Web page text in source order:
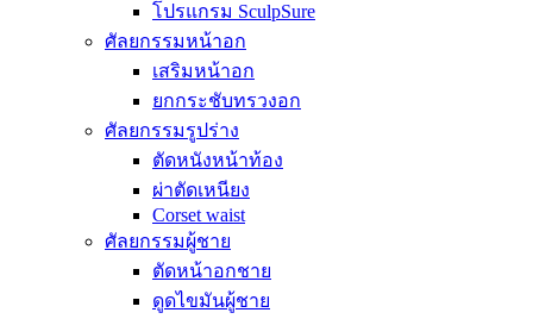
โปรแกรม SculpSure
ศัลยกรรมหน้าอก
เสริมหน้าอก
ยกกระชับทรวงอก
ศัลยกรรมรูปร่าง
ตัดหนังหน้าท้อง
ผ่าตัดเหนียง
Corset waist
ศัลยกรรมผู้ชาย
ตัดหน้าอกชาย
ดูดไขมันผู้ชาย